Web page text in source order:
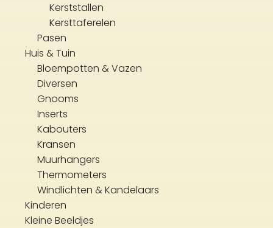
Kerststallen
Kersttaferelen
Pasen
Huis & Tuin
Bloempotten & Vazen
Diversen
Gnooms
Inserts
Kabouters
Kransen
Muurhangers
Thermometers
Windlichten & Kandelaars
Kinderen
Kleine Beeldjes